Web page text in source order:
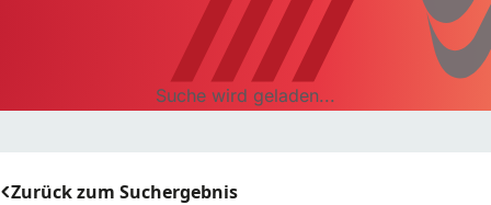
Suche wird geladen...
Zurück zum Suchergebnis